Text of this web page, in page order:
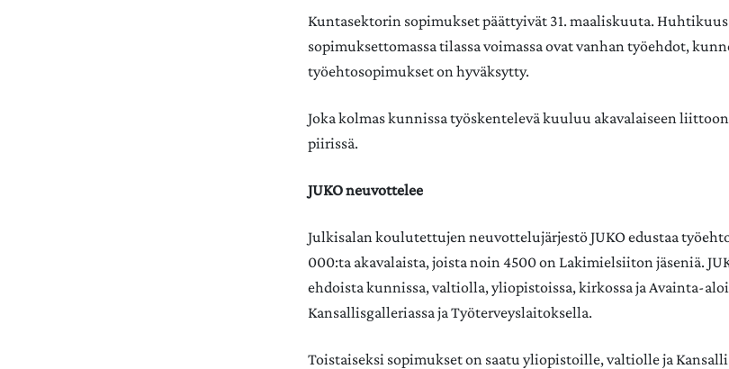
Kuntasektorin sopimukset päättyivät 31. maaliskuuta.
sopimuksettomassa tilassa voimassa ovat vanhan työehdot,
työehtosopimukset on hyväksytty.
Joka kolmas kunnissa työskentelevä kuuluu akavalaiseen
piirissä.
JUKO neuvottelee
Julkisalan koulutettujen neuvottelujärjestö JUKO edustaa
000:ta akavalaista, joista noin 4500 on Lakimielsiiton jäseniä.
ehdoista kunnissa, valtiolla, yliopistoissa, kirkossa ja Avainta-
Kansallisgalleriassa ja Työterveyslaitoksella.
Toistaiseksi sopimukset on saatu yliopistoille, valtiolle ja